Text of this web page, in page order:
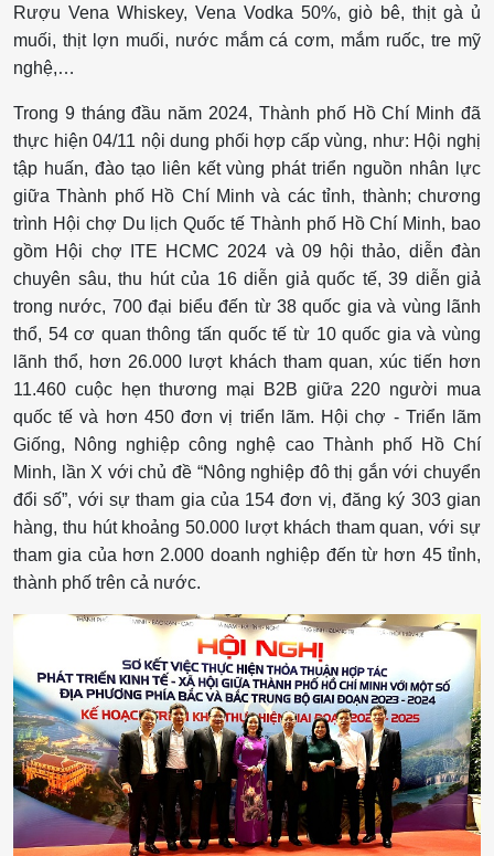
Rượu Vena Whiskey, Vena Vodka 50%, giò bê, thịt gà ủ
muối, thịt lợn muối, nước mắm cá cơm, mắm ruốc, tre mỹ
nghệ,…
Trong 9 tháng đầu năm 2024, Thành phố Hồ Chí Minh đã
thực hiện 04/11 nội dung phối hợp cấp vùng, như: Hội nghị
tập huấn, đào tạo liên kết vùng phát triển nguồn nhân lực
giữa Thành phố Hồ Chí Minh và các tỉnh, thành; chương
trình Hội chợ Du lịch Quốc tế Thành phố Hồ Chí Minh, bao
gồm Hội chợ ITE HCMC 2024 và 09 hội thảo, diễn đàn
chuyên sâu, thu hút của 16 diễn giả quốc tế, 39 diễn giả
trong nước, 700 đại biểu đến từ 38 quốc gia và vùng lãnh
thổ, 54 cơ quan thông tấn quốc tế từ 10 quốc gia và vùng
lãnh thổ, hơn 26.000 lượt khách tham quan, xúc tiến hơn
11.460 cuộc hẹn thương mại B2B giữa 220 người mua
quốc tế và hơn 450 đơn vị triển lãm. Hội chợ - Triển lãm
Giống, Nông nghiệp công nghệ cao Thành phố Hồ Chí
Minh, lần X với chủ đề “Nông nghiệp đô thị gắn với chuyển
đổi số”, với sự tham gia của 154 đơn vị, đăng ký 303 gian
hàng, thu hút khoảng 50.000 lượt khách tham quan, với sự
tham gia của hơn 2.000 doanh nghiệp đến từ hơn 45 tỉnh,
thành phố trên cả nước.